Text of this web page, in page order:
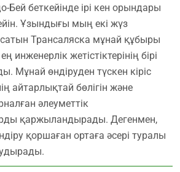
беткейінде ірі кен орындары
Ұзындығы мың екі жүз
Трансаляска мұнай құбыры
инженерлік жетістіктерінің бірі
Мұнай өндіруден түскен кіріс
айтарлықтай бөлігін және
әлеуметтік
қаржыландырады. Дегенмен,
қоршаған ортаға әсері туралы